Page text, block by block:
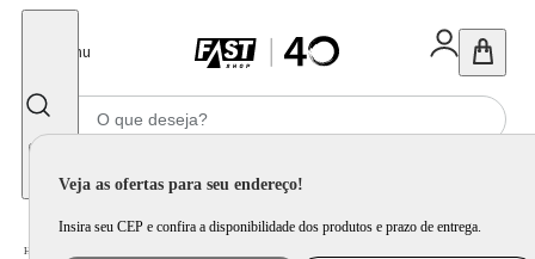
Menu
Veja as ofertas para seu endereço!
Insira seu CEP e confira a disponibilidade dos produtos e prazo de entrega.
Home